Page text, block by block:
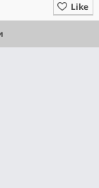
Like